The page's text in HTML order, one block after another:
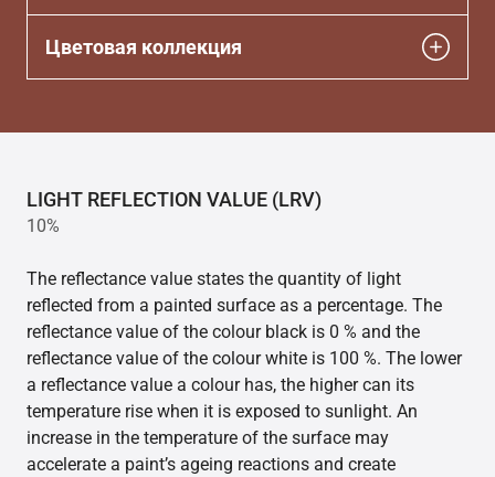
Цветовая коллекция
LIGHT REFLECTION VALUE (LRV)
10%
The reflectance value states the quantity of light
reflected from a painted surface as a percentage. The
reflectance value of the colour black is 0 % and the
reflectance value of the colour white is 100 %. The lower
a reflectance value a colour has, the higher can its
temperature rise when it is exposed to sunlight. An
increase in the temperature of the surface may
accelerate a paint’s ageing reactions and create